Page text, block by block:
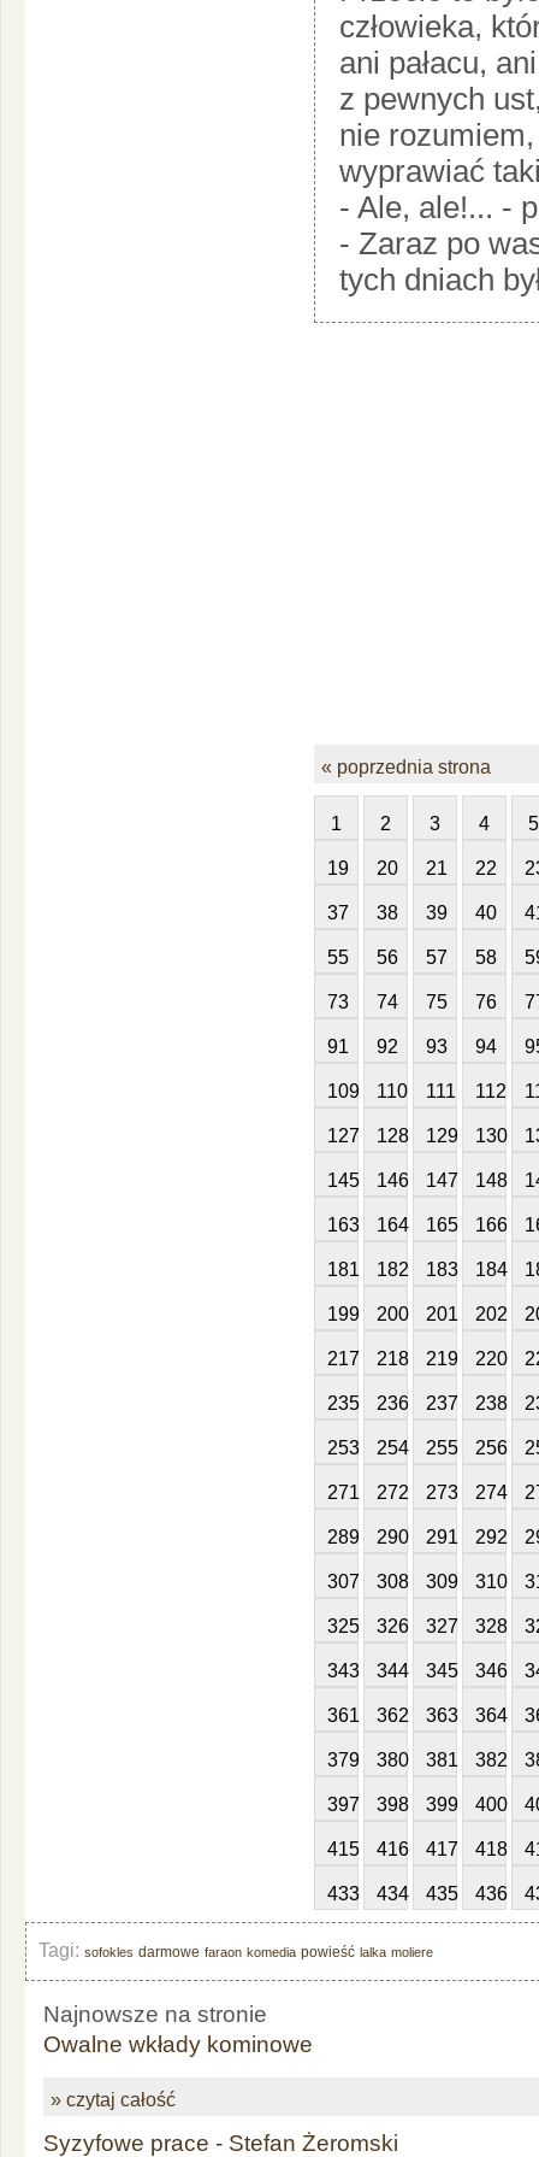
człowieka,
ani pałacu,
z pewnych
nie
wyprawiać
- Ale, ale!... -
- Zaraz po
tych dniach
« poprzednia strona
1 2 3 4 5
19 20 21 22
37 38 39 40
55 56 57 58
73 74 75 76
91 92 93 94
109 110 111 112
127 128 129 130
145 146 147 148
163 164 165 166
181 182 183 184
199 200 201 202
217 218 219 220
235 236 237 238
253 254 255 256
271 272 273 274
289 290 291 292
307 308 309 310
325 326 327 328
343 344 345 346
361 362 363 364
379 380 381 382
397 398 399 400
415 416 417 418
433 434 435 436
Tagi: sofokles darmowe faraon komedia powieść lalka moliere
Najnowsze na stronie
Owalne wkłady kominowe
» czytaj całość
Syzyfowe prace - Stefan Żeromski